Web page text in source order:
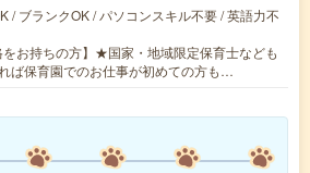
/ ブランクOK / パソコンスキル不要 / 英語力不
をお持ちの方】★国家・地域限定保育士なども
ば保育園でのお仕事が初めての方も…